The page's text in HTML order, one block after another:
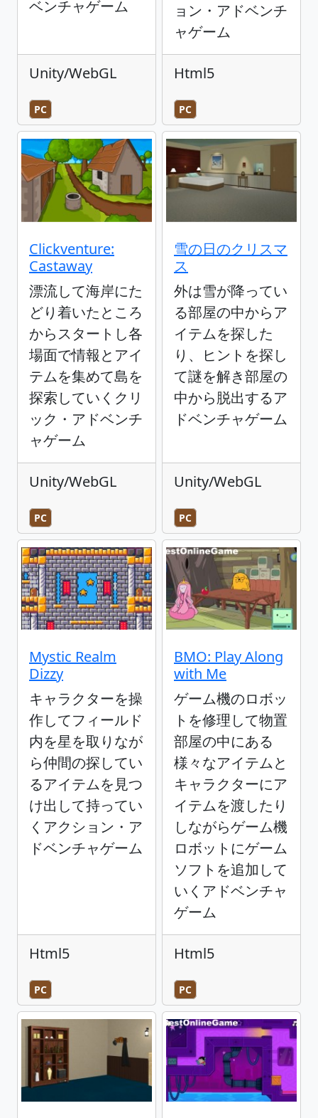
ベンチャゲーム
Unity/WebGL
PC
ョン・アドベンチ
ャゲーム
Html5
PC
Clickventure:
Castaway
漂流して海岸にた
どり着いたところ
からスタートし各
場面で情報とアイ
テムを集めて島を
探索していくクリ
ック・アドベンチ
ャゲーム
Unity/WebGL
PC
雪の日のクリスマ
ス
外は雪が降ってい
る部屋の中からア
イテムを探した
り、ヒントを探し
て謎を解き部屋の
中から脱出するア
ドベンチャゲーム
Unity/WebGL
PC
Mystic Realm
Dizzy
キャラクターを操
作してフィールド
内を星を取りなが
ら仲間の探してい
るアイテムを見つ
け出して持ってい
くアクション・ア
ドベンチャゲーム
Html5
PC
BMO: Play Along
with Me
ゲーム機のロボッ
トを修理して物置
部屋の中にある
様々なアイテムと
キャラクターにア
イテムを渡したり
しながらゲーム機
ロボットにゲーム
ソフトを追加して
いくアドベンチャ
ゲーム
Html5
PC